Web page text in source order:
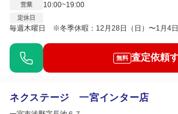
営業
10:00~19:00
定休日
毎週木曜日 ※冬季休暇：12月28日（日）〜1月4日
無料 査定依頼
ネクステージ 一宮インター店